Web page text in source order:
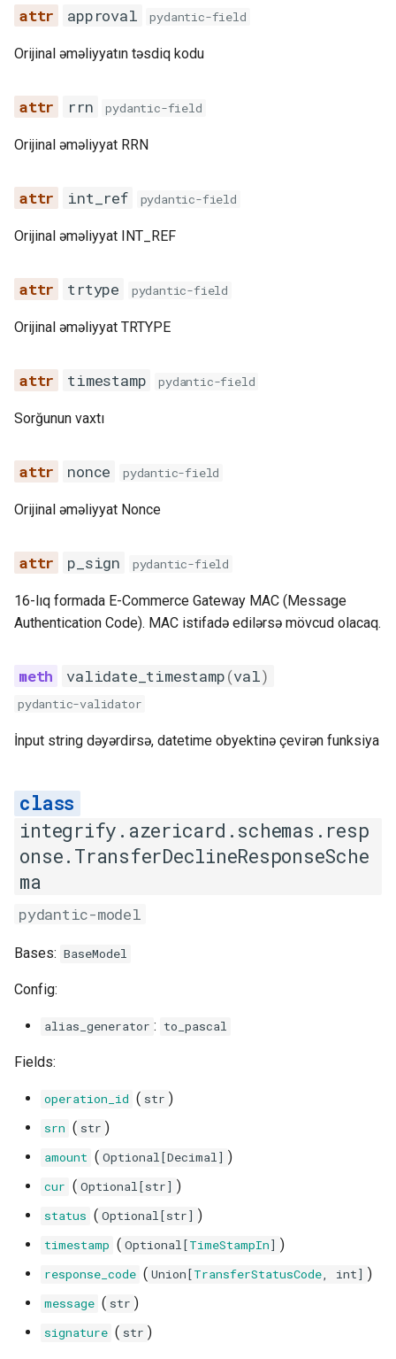
timestamp
response_code
message
signature
validate_signature
approval pydantic-field
Orijinal əməliyyatın təsdiq kodu
rrn pydantic-field
Orijinal əməliyyat RRN
int_ref pydantic-field
Orijinal əməliyyat INT_REF
trtype pydantic-field
Orijinal əməliyyat TRTYPE
timestamp pydantic-field
Sorğunun vaxtı
nonce pydantic-field
Orijinal əməliyyat Nonce
p_sign pydantic-field
16-lıq formada E-Commerce Gateway MAC (Message
Authentication Code). MAC istifadə edilərsə mövcud olacaq.
validate_timestamp(val)
pydantic-validator
İnput string dəyərdirsə, datetime obyektinə çevirən funksiya
integrify.azericard.schemas.resp
onse.TransferDeclineResponseSche
ma
pydantic-model
Bases: BaseModel
Config:
alias_generator : to_pascal
Fields:
operation_id ( str )
srn ( str )
amount ( Optional[Decimal] )
cur ( Optional[str] )
status ( Optional[str] )
timestamp ( Optional[TimeStampIn] )
response_code ( Union[TransferStatusCode, int] )
message ( str )
signature ( str )